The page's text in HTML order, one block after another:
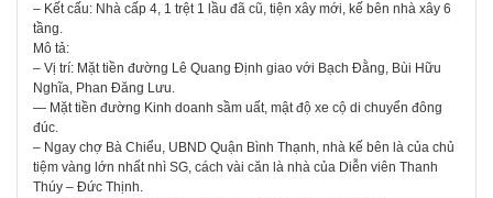
– Kết cấu: Nhà cấp 4, 1 trệt 1 lầu đã cũ, tiện xây mới, kế bên nhà xây 6
tầng.
Mô tả:
– Vị trí: Mặt tiền đường Lê Quang Định giao với Bạch Đằng, Bùi Hữu
Nghĩa, Phan Đăng Lưu.
— Mặt tiền đường Kinh doanh sầm uất, mật độ xe cộ di chuyển đông
đúc.
– Ngay chợ Bà Chiểu, UBND Quận Bình Thạnh, nhà kế bên là của chủ
tiệm vàng lớn nhất nhì SG, cách vài căn là nhà của Diễn viên Thanh
Thúy – Đức Thịnh.